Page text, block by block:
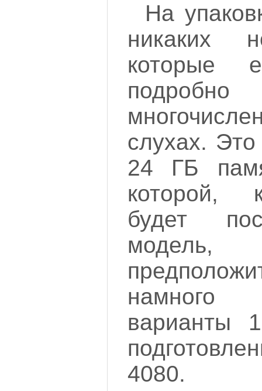
На
никаких
слухах.
24 ГБ
которой,
будет
4080.